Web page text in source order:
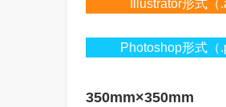
Illustrator形式（
Photoshop形式（
350mm×350mm